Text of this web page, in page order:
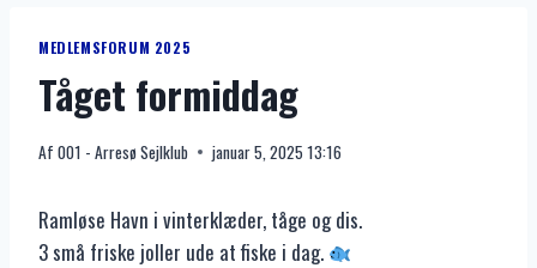
MEDLEMSFORUM 2025
Tåget formiddag
Af 001 - Arresø Sejlklub januar 5, 2025 13:16
Ramløse Havn i vinterklæder, tåge og dis.
3 små friske joller ude at fiske i dag.